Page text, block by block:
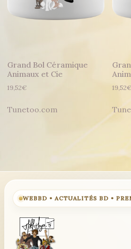
Grand Bol Céramique
Animaux et Cie
19,52€
Tunetoo.com
19,52€
WEBBD • ACTUALITÉS BD •